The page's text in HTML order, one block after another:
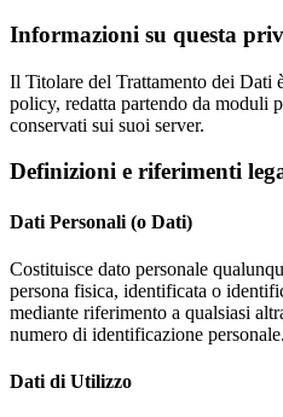
Informazioni su questa
Il Titolare del Trattamento dei Dati
policy, redatta partendo da moduli
conservati sui suoi server.
Definizioni e riferimenti
Dati Personali (o Dati)
Costituisce dato personale
persona fisica, identificata o
mediante riferimento a qualsiasi
numero di identificazione personale.
Dati di Utilizzo